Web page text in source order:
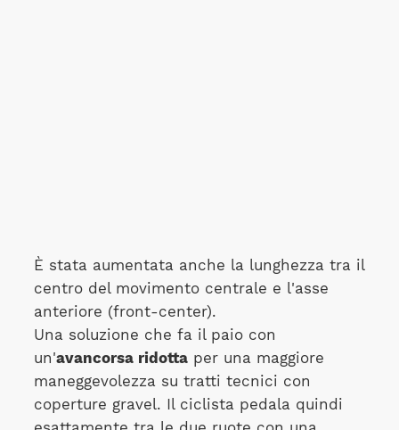
È stata aumentata anche la lunghezza tra il
centro del movimento centrale e l'asse
anteriore (front-center).
Una soluzione che fa il paio con
un'avancorsa ridottaper una maggiore
maneggevolezza su tratti tecnici con
coperture gravel. Il ciclista pedala quindi